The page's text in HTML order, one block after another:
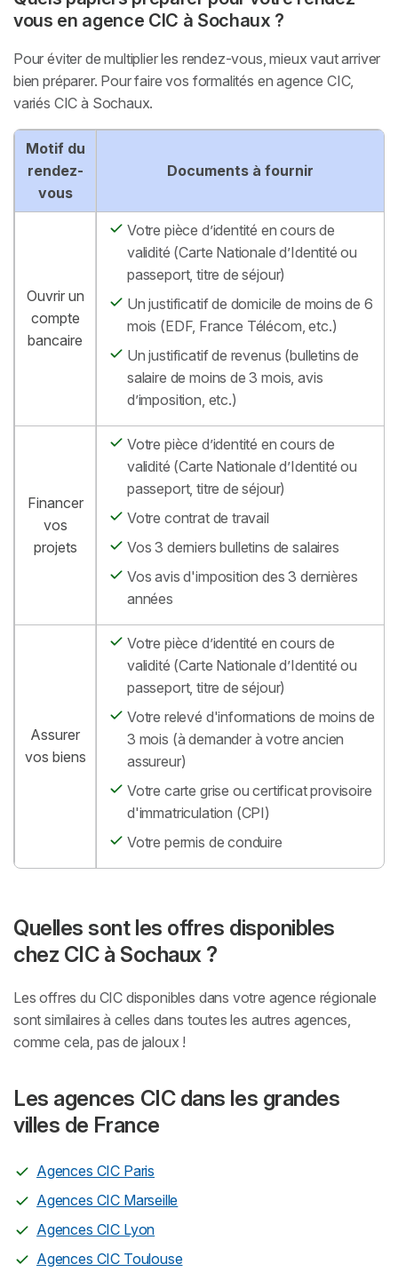
vous en agence CIC à Sochaux ?
Pour éviter de multiplier les rendez-vous, mieux vaut arriver
bien préparer. Pour faire vos formalités en agence CIC,
variés CIC à Sochaux.
Motif du
rendez-
vous
Documents à fournir
Ouvrir un
compte
bancaire
Votre pièce d’identité en cours de
validité (Carte Nationale d’Identité ou
passeport, titre de séjour)
Un justificatif de domicile de moins de 6
mois (EDF, France Télécom, etc.)
Un justificatif de revenus (bulletins de
salaire de moins de 3 mois, avis
d’imposition, etc.)
Financer
vos
projets
Votre pièce d’identité en cours de
validité (Carte Nationale d’Identité ou
passeport, titre de séjour)
Votre contrat de travail
Vos 3 derniers bulletins de salaires
Vos avis d'imposition des 3 dernières
années
Assurer
vos biens
Votre pièce d’identité en cours de
validité (Carte Nationale d’Identité ou
passeport, titre de séjour)
Votre relevé d'informations de moins de
3 mois (à demander à votre ancien
assureur)
Votre carte grise ou certificat provisoire
d'immatriculation (CPI)
Votre permis de conduire
Quelles sont les offres disponibles
chez CIC à Sochaux ?
Les offres du CIC disponibles dans votre agence régionale
sont similaires à celles dans toutes les autres agences,
comme cela, pas de jaloux !
Les agences CIC dans les grandes
villes de France
Agences CIC Paris
Agences CIC Marseille
Agences CIC Lyon
Agences CIC Toulouse